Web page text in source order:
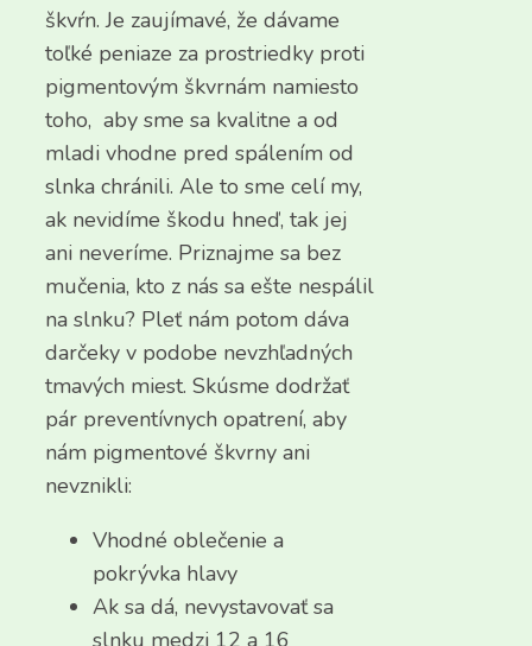
škvŕn. Je zaujímavé, že dávame
toľké peniaze za prostriedky proti
pigmentovým škvrnám namiesto
toho, aby sme sa kvalitne a od
mladi vhodne pred spálením od
slnka chránili. Ale to sme celí my,
ak nevidíme škodu hneď, tak jej
ani neveríme. Priznajme sa bez
mučenia, kto z nás sa ešte nespálil
na slnku? Pleť nám potom dáva
darčeky v podobe nevzhľadných
tmavých miest. Skúsme dodržať
pár preventívnych opatrení, aby
nám pigmentové škvrny ani
nevznikli:
Vhodné oblečenie a
pokrývka hlavy
Ak sa dá, nevystavovať sa
slnku medzi 12 a 16